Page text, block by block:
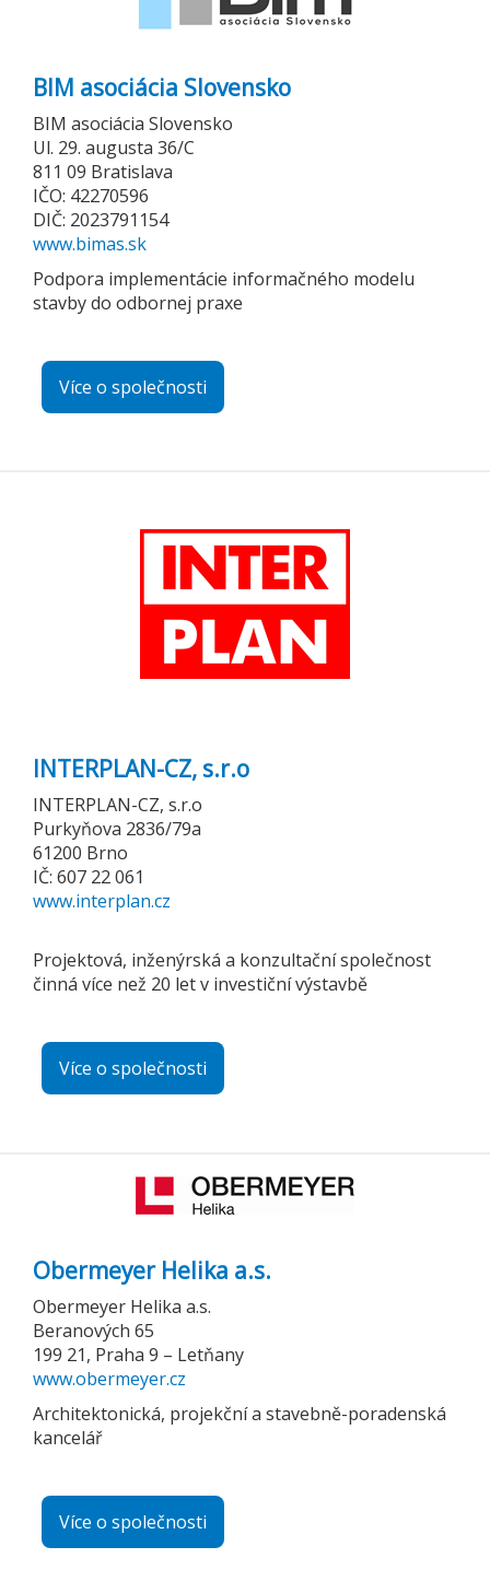
BIM asociácia Slovensko
BIM asociácia Slovensko
Ul. 29. augusta 36/C
811 09 Bratislava
IČO: 42270596
DIČ: 2023791154
www.bimas.sk
Podpora implementácie informačného modelu
stavby do odbornej praxe
Více o společnosti
INTERPLAN-CZ, s.r.o
INTERPLAN-CZ, s.r.o
Purkyňova 2836/79a
61200 Brno
IČ: 607 22 061
www.interplan.cz
Projektová, inženýrská a konzultační společnost
činná více než 20 let v investiční výstavbě
Více o společnosti
Obermeyer Helika a.s.
Obermeyer Helika a.s.
Beranových 65
199 21, Praha 9 – Letňany
www.obermeyer.cz
Architektonická, projekční a stavebně-poradenská
kancelář
Více o společnosti